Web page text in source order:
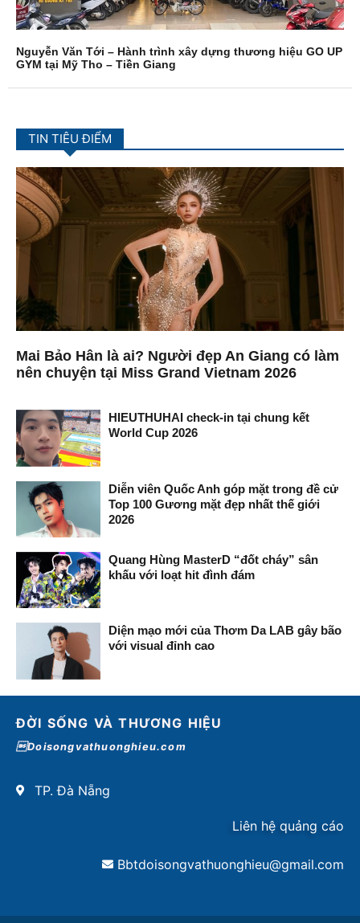
Nguyễn Văn Tới – Hành trình xây dựng thương hiệu GO UP
GYM tại Mỹ Tho – Tiền Giang
TIN TIÊU ĐIỂM
Mai Bảo Hân là ai? Người đẹp An Giang có làm
nên chuyện tại Miss Grand Vietnam 2026
HIEUTHUHAI check-in tại chung kết
World Cup 2026
Diễn viên Quốc Anh góp mặt trong đề cử
Top 100 Gương mặt đẹp nhất thế giới
2026
Quang Hùng MasterD “đốt cháy” sân
khấu với loạt hit đình đám
Diện mạo mới của Thơm Da LAB gây bão
với visual đỉnh cao
ĐỜI SỐNG VÀ THƯƠNG HIỆU
Doisongvathuonghieu.com
TP. Đà Nẵng
Liên hệ quảng cáo
Bbtdoisongvathuonghieu@gmail.com